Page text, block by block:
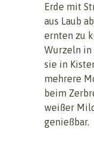
Erde mit
aus Laub
ernten zu
Wurzeln in
sie in
mehrere
beim
weißer
genießbar.